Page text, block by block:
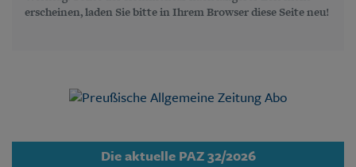
erscheinen, laden Sie bitte in Ihrem Browser diese Seite neu!
Die aktuelle PAZ 32/2026